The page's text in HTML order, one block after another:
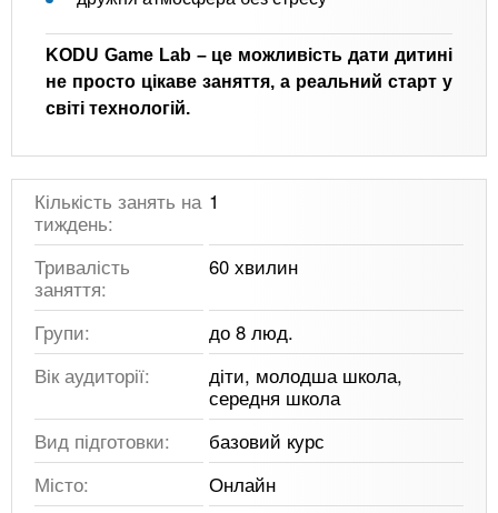
KODU Game Lab – це можливість дати дитині
не просто цікаве заняття, а реальний старт у
світі технологій.
Кількість занять на
тиждень:
1
Тривалість
заняття:
60 хвилин
Групи:
до 8 люд.
Вік аудиторії:
діти, молодша школа,
середня школа
Вид підготовки:
базовий курс
Місто:
Онлайн